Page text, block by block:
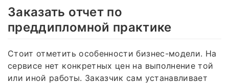
Заказать отчет по
преддипломной практике
Стоит отметить особенности бизнес-модели. На
сервисе нет конкретных цен на выполнение той
или иной работы. Заказчик сам устанавливает